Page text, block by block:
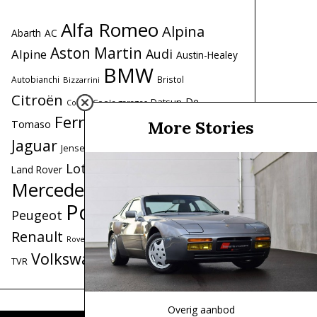
Abarth AC Alfa Romeo Alpina
Alpine Aston Martin Audi Austin-Healey
Autobianchi Bizzarrini BMW Bristol
Citroën Cobra Coole garages Datsun De
Tomaso Ferrari Ford Honda Iso
Jaguar Jensen
Land Rover Lotus
Mercedes-Benz MG MINI
Peugeot Porsche Range Rover
Renault Rover Saab Simca Toyota Triumph
TVR VolkswagenVolvo
More Stories
Overig aanbod